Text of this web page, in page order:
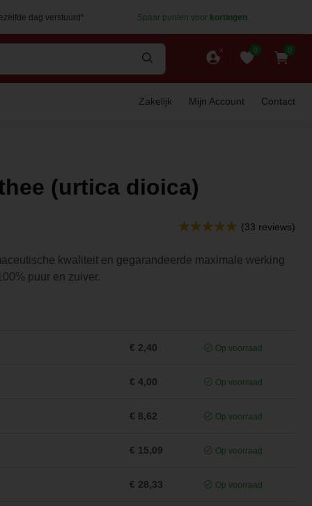
dag verstuurd* Spaar punten voor kortingen
0 0
Zakelijk Mijn Account Contact
(urtica dioica)
(33 reviews)
kwaliteit en gegarandeerde maximale werking
puur en zuiver.
€ 2,40 Op voorraad
€ 4,00 Op voorraad
€ 8,62 Op voorraad
€ 15,09 Op voorraad
€ 28,33 Op voorraad